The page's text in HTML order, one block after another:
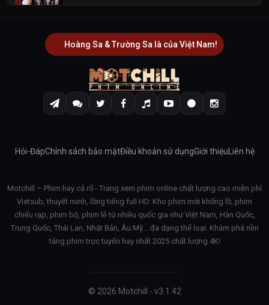
Hoàng Sa & Trường Sa là của Việt Nam!
Hỏi-ĐápChính sách bảo mậtĐiều khoản sử dụngGiới thiệu Liên hệ
Motchill – Phim hay cả rổ - Trang xem phim online chất lượng cao miễn phí
Vietsub, thuyết minh, lồng tiếng full HD. Kho phim mới khổng lồ, phim
chiếu rạp, phim bộ, phim lẻ từ nhiều quốc gia như Việt Nam, Hàn Quốc,
Trung Quốc, Thái Lan, Nhật Bản, Âu Mỹ… đa dạng thể loại. Khám phá nền
tảng phim trực tuyến hay nhất 2025 chất lượng 4K!
© 2026 Motchill - v3.1.42